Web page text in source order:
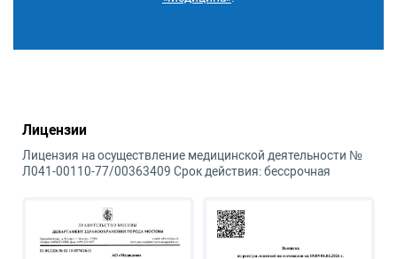
Лицензии
Лицензия на осуществление медицинской деятельности №
Л041-00110-77/00363409 Срок действия: бессрочная